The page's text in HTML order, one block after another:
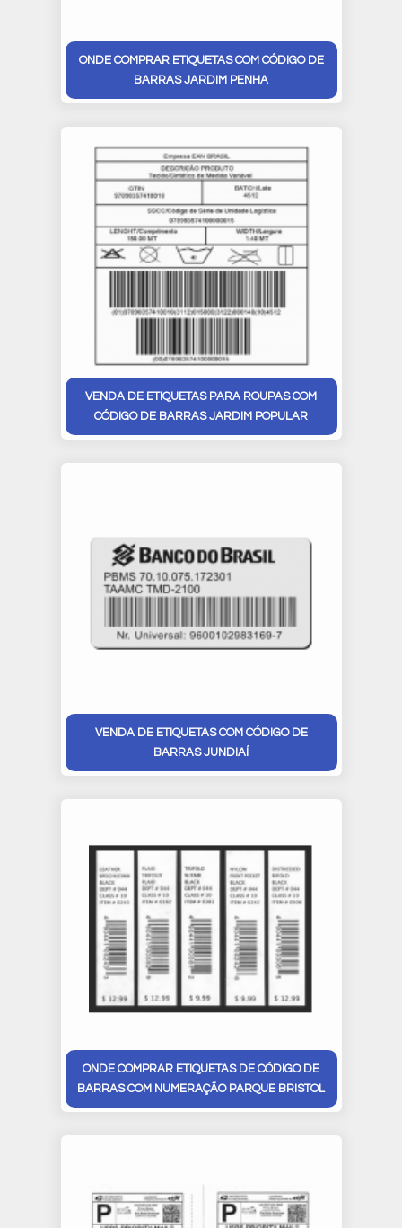
ONDE COMPRAR ETIQUETAS COM CÓDIGO DE
BARRAS JARDIM PENHA
VENDA DE ETIQUETAS PARA ROUPAS COM
CÓDIGO DE BARRAS JARDIM POPULAR
VENDA DE ETIQUETAS COM CÓDIGO DE
BARRAS JUNDIAÍ
ONDE COMPRAR ETIQUETAS DE CÓDIGO DE
BARRAS COM NUMERAÇÃO PARQUE BRISTOL